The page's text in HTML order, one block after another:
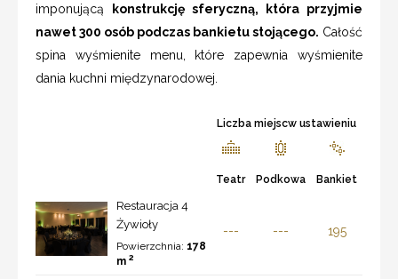
imponującą
konstrukcję sferyczną, która przyjmie
nawet 300 osób podczas bankietu stojącego. Całość
spina wyśmienite menu, które zapewnia wyśmienite
dania kuchni międzynarodowej.
Liczba miejscw ustawieniu
Teatr Podkowa Bankiet
Restauracja 4
Żywioły
Powierzchnia: 178
m 2
--- --- 195